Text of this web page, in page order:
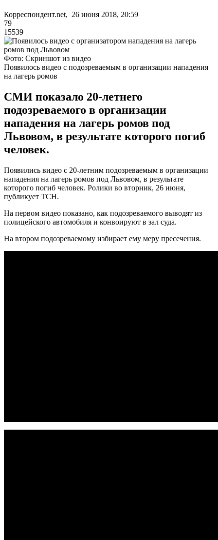
Корреспондент.net, 26 июня 2018, 20:59
79
15539
Фото: Скриншот из видео
Появилось видео с подозреваемым в организации нападения
на лагерь ромов
СМИ показало 20-летнего
подозреваемого в организации
нападения на лагерь ромов под
Львовом, в результате которого погиб
человек.
Появились видео с 20-летним подозреваемым в организации
нападения на лагерь ромов под Львовом, в результате
которого погиб человек. Ролики во вторник, 26 июня,
публикует ТСН.
На первом видео показано, как подозреваемого выводят из
полицейского автомобиля и конвоируют в зал суда.
На втором подозреваемому избирает ему меру пресечения.